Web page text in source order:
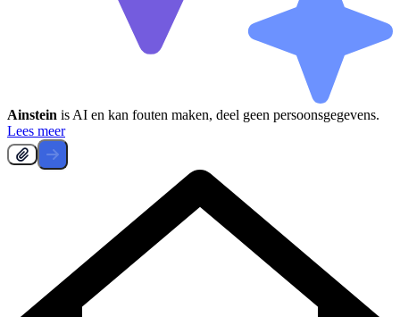
Ainstein is AI en kan fouten maken, deel geen persoonsgegevens.
Lees meer